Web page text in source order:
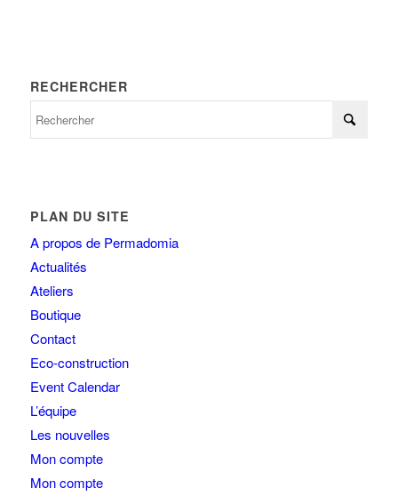
RECHERCHER
PLAN DU SITE
A propos de Permadomia
Actualités
Ateliers
Boutique
Contact
Eco-construction
Event Calendar
L’équipe
Les nouvelles
Mon compte
Mon compte